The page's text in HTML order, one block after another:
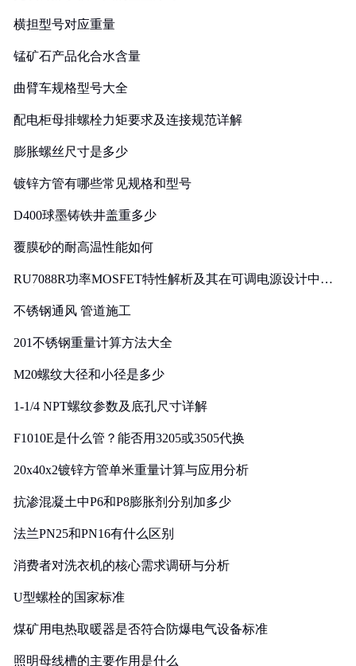
横担型号对应重量
锰矿石产品化合水含量
曲臂车规格型号大全
配电柜母排螺栓力矩要求及连接规范详解
膨胀螺丝尺寸是多少
镀锌方管有哪些常见规格和型号
D400球墨铸铁井盖重多少
覆膜砂的耐高温性能如何
RU7088R功率MOSFET特性解析及其在可调电源设计中的
不锈钢通风 管道施工
201不锈钢重量计算方法大全
M20螺纹大径和小径是多少
1-1/4 NPT螺纹参数及底孔尺寸详解
F1010E是什么管？能否用3205或3505代换
20x40x2镀锌方管单米重量计算与应用分析
抗渗混凝土中P6和P8膨胀剂分别加多少
法兰PN25和PN16有什么区别
消费者对洗衣机的核心需求调研与分析
U型螺栓的国家标准
煤矿用电热取暖器是否符合防爆电气设备标准
照明母线槽的主要作用是什么